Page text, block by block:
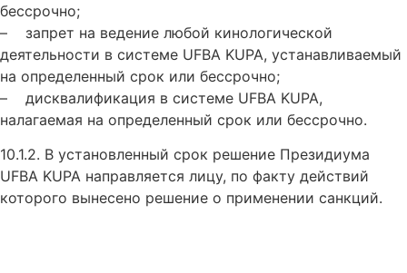
бессрочно;
– запрет на ведение любой кинологической
деятельности в системе UFBA KUPA, устанавливаемый
на определенный срок или бессрочно;
– дисквалификация в системе UFBA KUPA,
налагаемая на определенный срок или бессрочно.
10.1.2. В установленный срок решение Президиума
UFBA KUPA направляется лицу, по факту действий
которого вынесено решение о применении санкций.